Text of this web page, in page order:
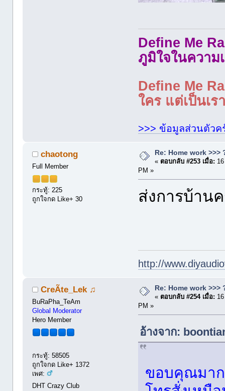
Define Me
ภูมิใจในความ
Define Me
ใคร แต่เป็นเ
>>> ข้อมูลส่วนตัวค
chaotong
Full Member
กระทู้: 225
ถูกใจกด Like+ 30
Re: Home work >>>
« ตอบกลับ #253 เมื่อ:
PM »
ส่งการบ้าน
http://
CreÃte_Lek ♫
BuRaPha_TeAm
Global Moderator
Hero Member
กระทู้: 58505
ถูกใจกด Like+ 1372
เพศ:
DHT Crazy Club
Re: Home work >>>
« ตอบกลับ #254 เมื่อ:
PM »
อ้างจาก:
ขอบคุณมาก